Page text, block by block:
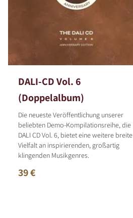
DALI-CD Vol. 6
(Doppelalbum)
Die neueste Veröffentlichung unserer
beliebten Demo-Kompilationsreihe, die
DALI CD Vol. 6, bietet eine weitere breite
Vielfalt an inspirierenden, großartig
klingenden Musikgenres.
39 €